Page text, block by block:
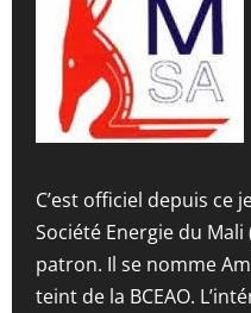
C’est officiel depuis ce
Société Energie du Mali
patron. Il se nomme
teint de la BCEAO.